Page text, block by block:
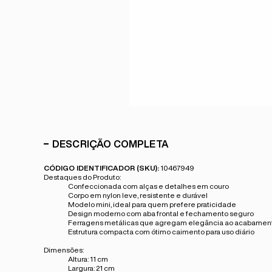
DESCRIÇÃO COMPLETA
CÓDIGO IDENTIFICADOR (SKU): 10467949
Destaques do Produto:
Confeccionada com alças e detalhes em couro
Corpo em nylon leve, resistente e durável
Modelomini , ideal para quem prefere praticidade
Design moderno com aba frontal e fechamento seguro
Ferragens metálicas que agregam elegância ao
Estrutura compacta com ótimo caimento para uso diário
Dimensões:
Altura: 11 cm
Largura: 21 cm